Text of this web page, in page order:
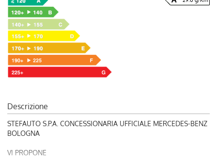
Descrizione
STEFAUTO S.P.A. CONCESSIONARIA UFFICIALE MERCEDES-BENZ
BOLOGNA
VI PROPONE